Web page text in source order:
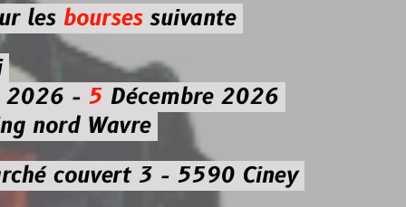
suivante
5Décembre 2026
Wavre
3 - 5590 Ciney